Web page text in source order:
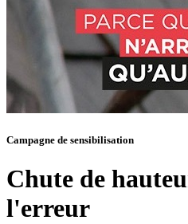
Campagne de sensibilisation
Chute de
l'erreur